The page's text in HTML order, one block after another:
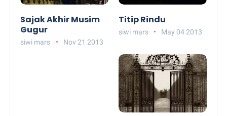
Sajak Akhir Musim
Gugur
siwi mars Nov 21 2013
Titip Rindu
siwi mars May 04 2013